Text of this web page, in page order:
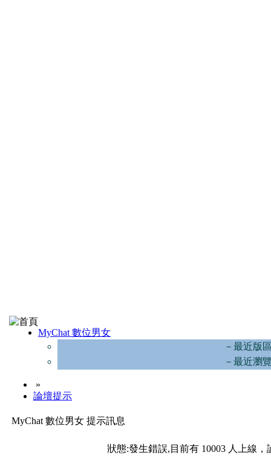
MyChat 數位男女
－最近版
－最近瀏
»
論壇提示
MyChat 數位男女 提示訊息
狀態:發生錯誤,目前有 10003 人上線